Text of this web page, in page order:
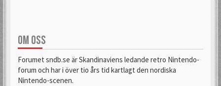
OM OSS
Forumet sndb.se är Skandinaviens ledande retro Nintendo-
forum och har i över tio års tid kartlagt den nordiska
Nintendo-scenen.